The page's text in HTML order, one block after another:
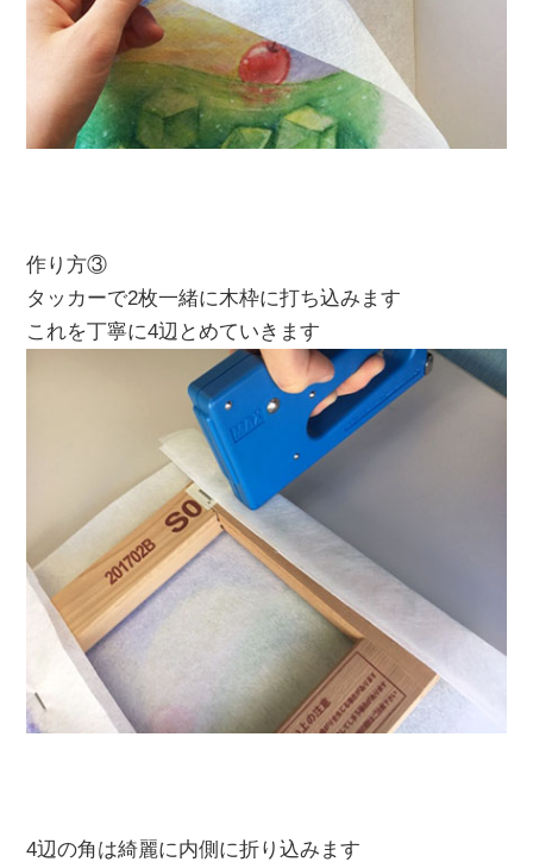
作り方③
タッカーで2枚一緒に木枠に打ち込みます
これを丁寧に4辺とめていきます
4辺の角は綺麗に内側に折り込みます